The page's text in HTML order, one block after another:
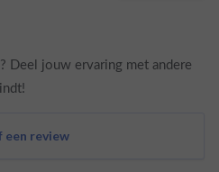
Deel jouw ervaring met andere
een review